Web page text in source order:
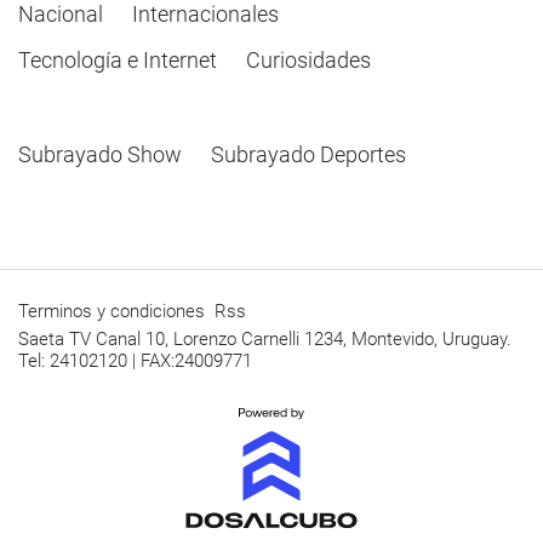
Nacional
Internacionales
Tecnología e Internet
Curiosidades
Subrayado Show Subrayado Deportes
Terminos y condiciones Rss
Saeta TV Canal 10, Lorenzo Carnelli 1234, Montevido, Uruguay.
Tel: 24102120 | FAX:24009771